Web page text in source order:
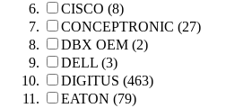
CISCO (8)
CONCEPTRONIC (27)
DBX OEM (2)
DELL (3)
DIGITUS (463)
EATON (79)